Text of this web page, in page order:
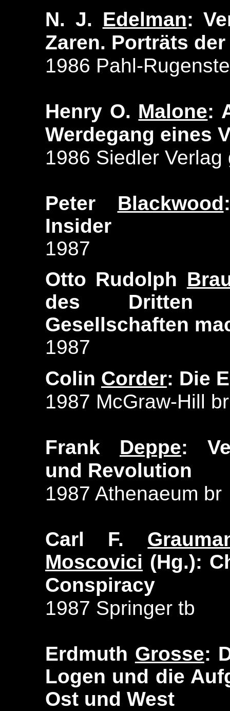
N. J. Edelman:
Zaren. Porträts
1986 Pahl-
Henry O. Malone:
Werdegang eines
1986 Siedler Verlag
Peter Blackwood
Insider
1987
Otto Rudolph
des Dritten
Gesellschaften
1987
Colin Corder: Die
1987 McGraw-Hill br
Frank Deppe:
und Revolution
1987 Athenaeum br
Carl F.
Moscovici (Hg.):
Conspiracy
1987 Springer tb
Erdmuth Grosse:
Logen und die
Ost und West